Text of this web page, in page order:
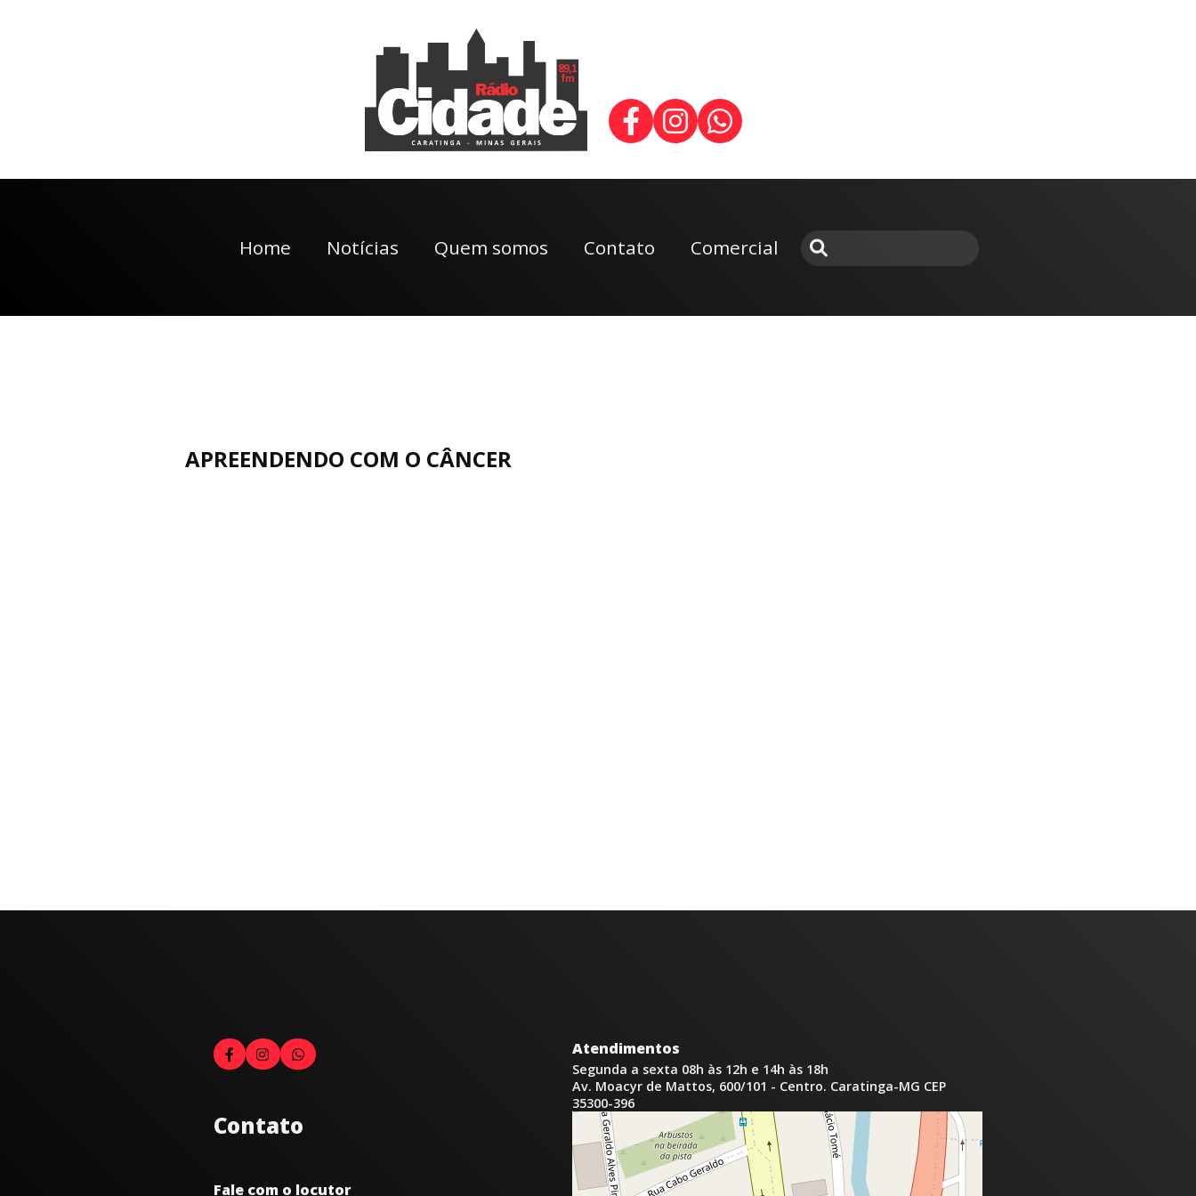
Home Notícias Quem somos Contato Comercial
APREENDENDO COM O CÂNCER
Contato
Fale com o locutor
Atendimentos
Segunda a sexta 08h às 12h e 14h às 18h
Av. Moacyr de Mattos, 600/101 - Centro. Caratinga-MG CEP
35300-396